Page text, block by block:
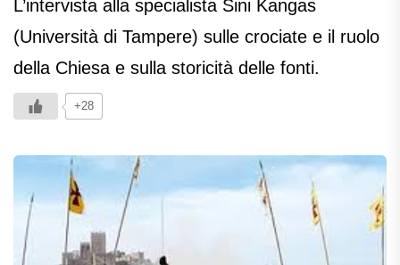
L’intervista alla specialista Sini Kangas
(Università di Tampere) sulle crociate e il ruolo
della Chiesa e sulla storicità delle fonti.
+28